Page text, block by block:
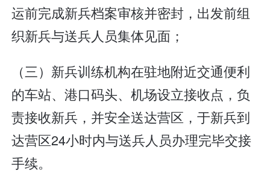
运前完成新兵档案审核并密封，出发前组
织新兵与送兵人员集体见面；
（三）新兵训练机构在驻地附近交通便利
的车站、港口码头、机场设立接收点，负
责接收新兵，并安全送达营区，于新兵到
达营区24小时内与送兵人员办理完毕交接
手续。